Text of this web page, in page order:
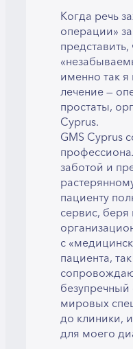
Когда речь
операции»
именно так
лечение —
простаты,
Cyprus.
GMS Cyprus
заботой и
пациенту
сервис, беря
с
пациента,
мировых
до клиники,
для моего